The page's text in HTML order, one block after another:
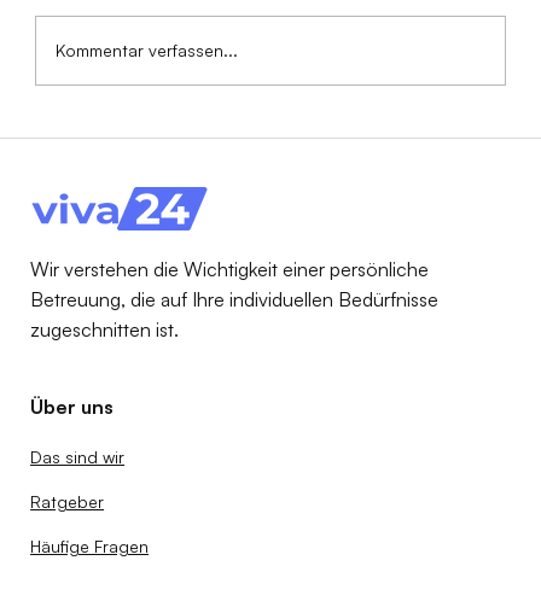
24-Stunden-Pflege: Räumliche
Kommentar verfassen...
Wir verstehen die Wichtigkeit einer persönliche
Betreuung, die auf Ihre individuellen Bedürfnisse
zugeschnitten ist.
Über uns
Das sind wir
Ratgeber
Häufige Fragen